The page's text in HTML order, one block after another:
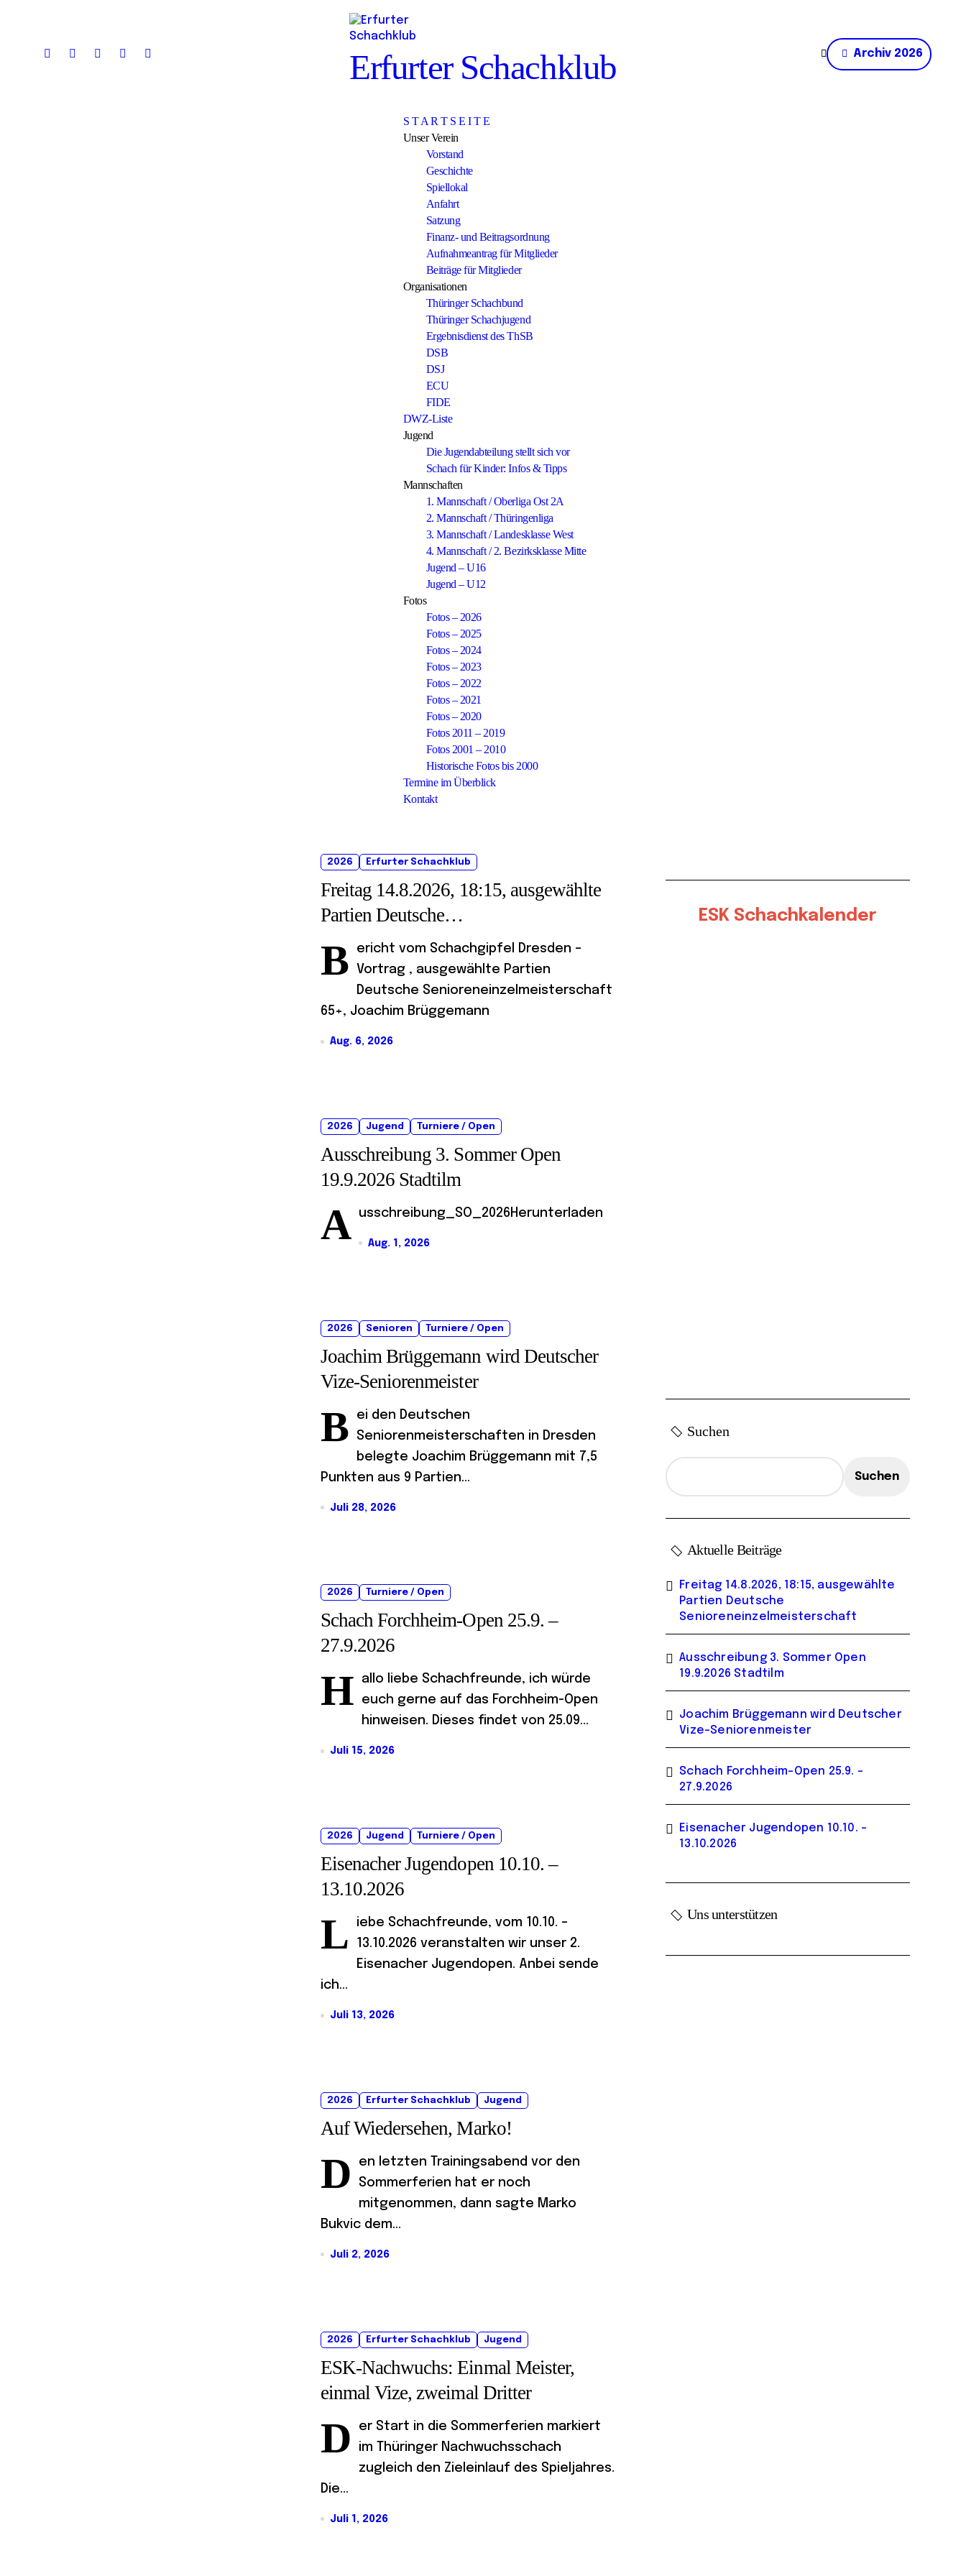
Erfurter Schachklub Archiv 2026
S T A R T S E I T E
Unser Verein
Vorstand
Geschichte
Spiellokal
Anfahrt
Satzung
Finanz- und Beitragsordnung
Aufnahmeantrag für Mitglieder
Beiträge für Mitglieder
Organisationen
Thüringer Schachbund
Thüringer Schachjugend
Ergebnisdienst des ThSB
DSB
DSJ
ECU
FIDE
DWZ-Liste
Jugend
Die Jugendabteilung stellt sich vor
Schach für Kinder: Infos & Tipps
Mannschaften
1. Mannschaft / Oberliga Ost 2A
2. Mannschaft / Thüringenliga
3. Mannschaft / Landesklasse West
4. Mannschaft / 2. Bezirksklasse Mitte
Jugend – U16
Jugend – U12
Fotos
Fotos – 2026
Fotos – 2025
Fotos – 2024
Fotos – 2023
Fotos – 2022
Fotos – 2021
Fotos – 2020
Fotos 2011 – 2019
Fotos 2001 – 2010
Historische Fotos bis 2000
Termine im Überblick
Kontakt
2026 Erfurter Schachklub
Freitag 14.8.2026, 18:15, ausgewählte
Partien Deutsche
Senioreneinzelmeisterschaft
B
ericht vom Schachgipfel Dresden –
Vortrag , ausgewählte Partien
Deutsche Senioreneinzelmeisterschaft
65+, Joachim Brüggemann
Aug. 6, 2026
2026 Jugend Turniere / Open
Ausschreibung 3. Sommer Open
19.9.2026 Stadtilm
A usschreibung_SO_2026Herunterladen
Aug. 1, 2026
2026 Senioren Turniere / Open
Joachim Brüggemann wird Deutscher
Vize-Seniorenmeister
B
ei den Deutschen
Seniorenmeisterschaften in Dresden
belegte Joachim Brüggemann mit 7,5
Punkten aus 9 Partien...
Juli 28, 2026
2026 Turniere / Open
Schach Forchheim-Open 25.9. –
27.9.2026
H
allo liebe Schachfreunde, ich würde
euch gerne auf das Forchheim-Open
hinweisen. Dieses findet von 25.09...
Juli 15, 2026
2026 Jugend Turniere / Open
Eisenacher Jugendopen 10.10. –
13.10.2026
L
iebe Schachfreunde, vom 10.10. –
13.10.2026 veranstalten wir unser 2.
Eisenacher Jugendopen. Anbei sende
ich...
Juli 13, 2026
2026 Erfurter Schachklub Jugend
Auf Wiedersehen, Marko!
D
en letzten Trainingsabend vor den
Sommerferien hat er noch
mitgenommen, dann sagte Marko
Bukvic dem...
Juli 2, 2026
2026 Erfurter Schachklub Jugend
ESK-Nachwuchs: Einmal Meister,
einmal Vize, zweimal Dritter
D
er Start in die Sommerferien markiert
im Thüringer Nachwuchsschach
zugleich den Zieleinlauf des Spieljahres.
Die...
Juli 1, 2026
ESK Schachkalender
Suchen
Suchen
Aktuelle Beiträge
Freitag 14.8.2026, 18:15, ausgewählte
Partien Deutsche
Senioreneinzelmeisterschaft
Ausschreibung 3. Sommer Open
19.9.2026 Stadtilm
Joachim Brüggemann wird Deutscher
Vize-Seniorenmeister
Schach Forchheim-Open 25.9. –
27.9.2026
Eisenacher Jugendopen 10.10. –
13.10.2026
Uns unterstützen